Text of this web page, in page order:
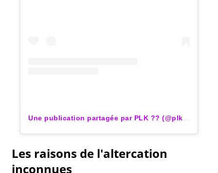
Les raisons de l'altercation
inconnues